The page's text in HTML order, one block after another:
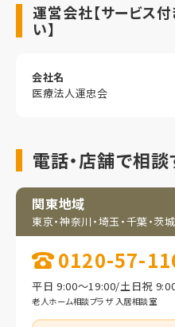
運営会社【サービス
い】
会社名
医療法人運忠会
電話・店舗で相談
関東地域
東京・神奈川・埼玉・千葉・茨
0120-57-
平日 9:00～19:00/土日祝
老人ホーム相談プラザ 入居相談室